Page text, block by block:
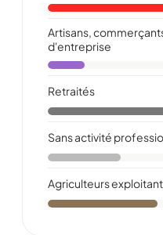
Artisans,
d'entreprise
Retraités
Sans activité
Agriculteurs